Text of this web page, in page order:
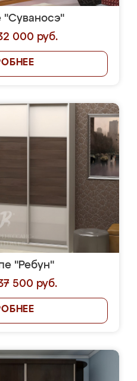
"Суваносэ"
000 руб.
"Ребун"
500 руб.